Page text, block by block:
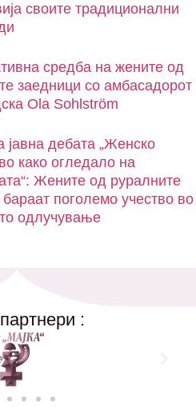
своите традиционални
средба на жените од
заедници со амбасадорот
Ola Sohlström
дебата „Женско
како огледало на
Жените од руралните
поголемо учество во
одлучување
: